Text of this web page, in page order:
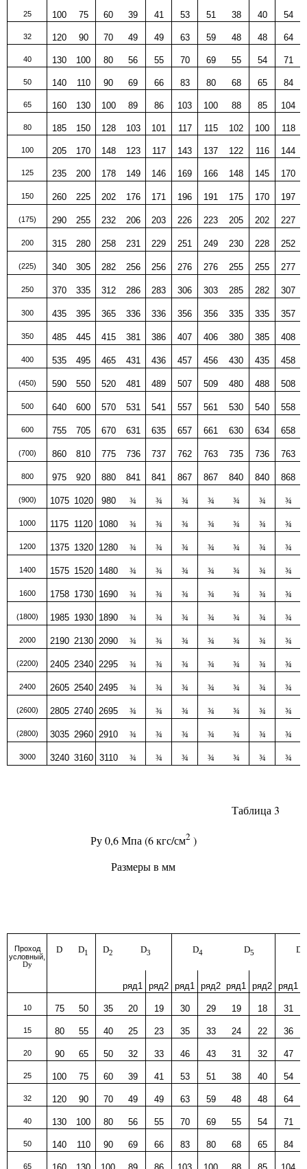
25 100 75 60 39 41 53 51 38 40 54
32 120 90 70 49 49 63 59 48 48 64
40 130 100 80 56 55 70 69 55 54 71
50 140 110 90 69 66 83 80 68 65 84
65 160 130 100 89 86 103 100 88 85 104
80 185 150 128 103 101 117 115 102 100 118
100 205 170 148 123 117 143 137 122 116 144
125 235 200 178 149 146 169 166 148 145 170
150 260 225 202 176 171 196 191 175 170 197
(175) 290 255 232 206 203 226 223 205 202 227
200 315 280 258 231 229 251 249 230 228 252
(225) 340 305 282 256 256 276 276 255 255 277
250 370 335 312 286 283 306 303 285 282 307
300 435 395 365 336 336 356 356 335 335 357
350 485 445 415 381 386 407 406 380 385 408
400 535 495 465 431 436 457 456 430 435 458
(450) 590 550 520 481 489 507 509 480 488 508
500 640 600 570 531 541 557 561 530 540 558
600 755 705 670 631 635 657 661 630 634 658
(700) 860 810 775 736 737 762 763 735 736 763
800 975 920 880 841 841 867 867 840 840 868
(900) 1075 1020 980 ¾ ¾ ¾ ¾ ¾ ¾ ¾
1000 1175 1120 1080 ¾ ¾ ¾ ¾ ¾ ¾ ¾
1200 1375 1320 1280 ¾ ¾ ¾ ¾ ¾ ¾ ¾
1400 1575 1520 1480 ¾ ¾ ¾ ¾ ¾ ¾ ¾
1600 1758 1730 1690 ¾ ¾ ¾ ¾ ¾ ¾ ¾
(1800) 1985 1930 1890 ¾ ¾ ¾ ¾ ¾ ¾ ¾
2000 2190 2130 2090 ¾ ¾ ¾ ¾ ¾ ¾ ¾
(2200) 2405 2340 2295 ¾ ¾ ¾ ¾ ¾ ¾ ¾
2400 2605 2540 2495 ¾ ¾ ¾ ¾ ¾ ¾ ¾
(2600) 2805 2740 2695 ¾ ¾ ¾ ¾ ¾ ¾ ¾
(2800) 3035 2960 2910 ¾ ¾ ¾ ¾ ¾ ¾ ¾
3000 3240 3160 3110 ¾ ¾ ¾ ¾ ¾ ¾ ¾
Таблица 3
Py 0,6 Мпа (6 кгс/см2)
Размеры в мм
Проход
условный,
Dy
D D1 D2 D3 D4 D5 D
ряд1 ряд2 ряд1 ряд2 ряд1 ряд2 ряд1
10 75 50 35 20 19 30 29 19 18 31
15 80 55 40 25 23 35 33 24 22 36
20 90 65 50 32 33 46 43 31 32 47
25 100 75 60 39 41 53 51 38 40 54
32 120 90 70 49 49 63 59 48 48 64
40 130 100 80 56 55 70 69 55 54 71
50 140 110 90 69 66 83 80 68 65 84
65